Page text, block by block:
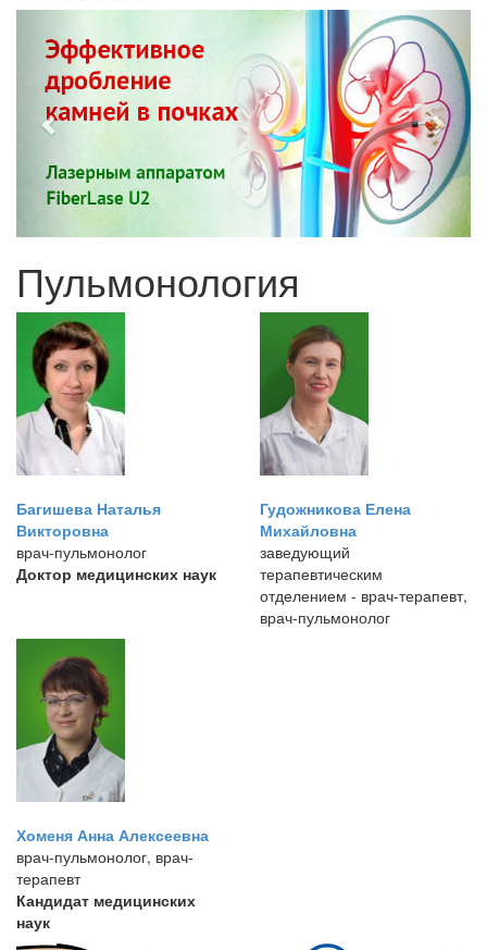
Пульмонология
Багишева Наталья
Викторовна
врач-пульмонолог
Доктор медицинских наук
Гудожникова Елена
Михайловна
заведующий
терапевтическим
отделением - врач-терапевт,
врач-пульмонолог
Хоменя Анна Алексеевна
врач-пульмонолог, врач-
терапевт
Кандидат медицинских
наук